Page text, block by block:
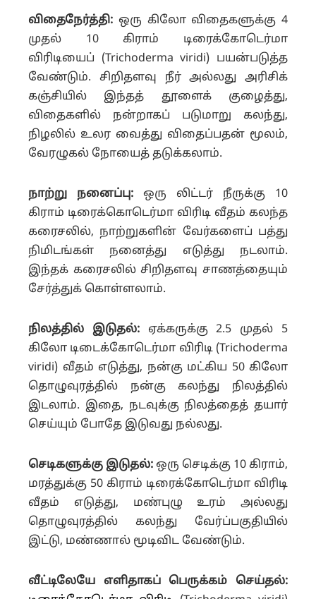
விதைநேர்த்தி: ஒரு கிலோ விதைகளுக்கு 4
முதல் 10 கிராம் டிரைக்கோடெர்மா
விரிடியைப் (Trichoderma viridi) பயன்படுத்த
வேண்டும். சிறிதளவு நீர் அல்லது அரிசிக்
கஞ்சியில் இந்தத் தூளைக் குழைத்து,
விதைகளில் நன்றாகப் படுமாறு கலந்து,
நிழலில் உலர வைத்து விதைப்பதன் மூலம்,
வேரழுகல் நோயைத் தடுக்கலாம்.
நாற்று நனைப்பு: ஒரு லிட்டர் நீருக்கு 10
கிராம் டிரைக்கொடெர்மா விரிடி வீதம் கலந்த
கரைசலில், நாற்றுகளின் வேர்களைப் பத்து
நிமிடங்கள் நனைத்து எடுத்து நடலாம்.
இந்தக் கரைசலில் சிறிதளவு சாணத்தையும்
சேர்த்துக் கொள்ளலாம்.
நிலத்தில் இடுதல்:ஏக்கருக்கு 2.5 முதல் 5
கிலோ டிடைக்கோடெர்மா விரிடி (Trichoderma
viridi) வீதம் எடுத்து, நன்கு மட்கிய 50 கிலோ
தொழுவுரத்தில் நன்கு கலந்து நிலத்தில்
இடலாம். இதை, நடவுக்கு நிலத்தைத் தயார்
செய்யும் போதே இடுவது நல்லது.
செடிகளுக்கு இடுதல்: ஒரு செடிக்கு 10 கிராம்,
மரத்துக்கு 50 கிராம் டிரைக்கோடெர்மா விரிடி
வீதம் எடுத்து, மண்புழு உரம் அல்லது
தொழுவுரத்தில் கலந்து வேர்ப்பகுதியில்
இட்டு, மண்ணால் மூடிவிட வேண்டும்.
வீட்டிலேயே எளிதாகப் பெருக்கம் செய்தல்: